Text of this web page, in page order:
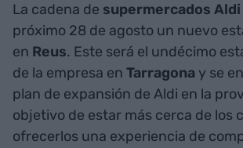
La cadena de supermercados Aldi
próximo 28 de agosto un nuevo
en Reus. Este será el undécimo
de la empresa en Tarragona y se
plan de expansión de Aldi en la
objetivo de estar más cerca de los
ofrecerlos una experiencia de